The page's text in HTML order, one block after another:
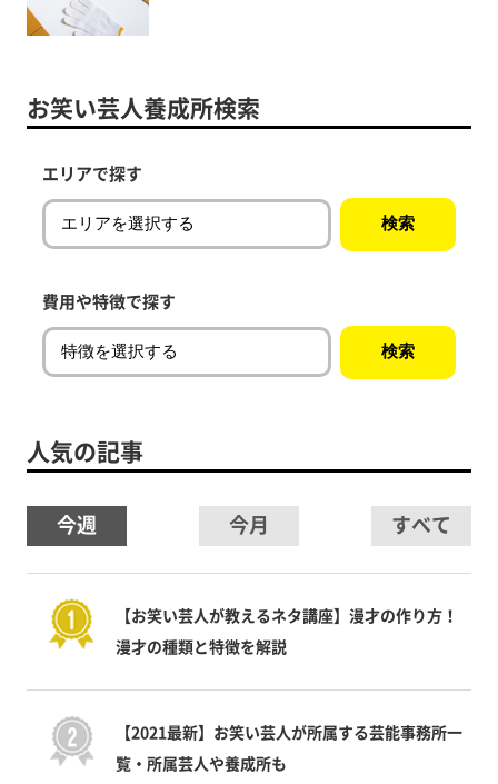
お笑い芸人養成所検索
エリアで探す
費用や特徴で探す
人気の記事
今週 今月 すべて
【お笑い芸人が教えるネタ講座】漫才の作り方！
漫才の種類と特徴を解説
【2021最新】お笑い芸人が所属する芸能事務所一
覧・所属芸人や養成所も